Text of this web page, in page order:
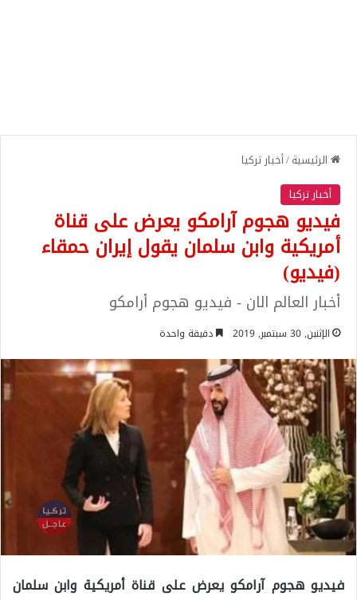
الرئيسية/أخبار تركيا
أخبار تركيا
فيديو هجوم آرامكو يعرض على قناة
أمريكية وابن سلمان يقول إيران حمقاء
(فيديو)
أخبار العالم الان - فيديو هجوم أرامكو
الإثنين, 30 سبتمبر, 2019 دقيقة واحدة
فيديو هجوم آرامكو يعرض على قناة أمريكية وابن سلمان